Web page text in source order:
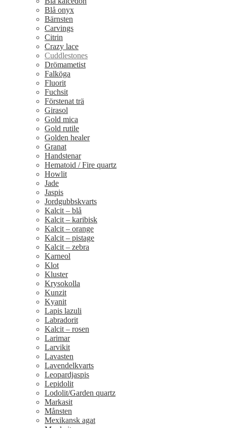
Blå onyx
Bärnsten
Carvings
Citrin
Crazy lace
Cuddlestones
Drömametist
Falköga
Fluorit
Fuchsit
Förstenat trä
Girasol
Gold mica
Gold rutile
Golden healer
Granat
Handstenar
Hematoid / Fire quartz
Howlit
Jade
Jaspis
Jordgubbskvarts
Kalcit – blå
Kalcit – karibisk
Kalcit – orange
Kalcit – pistage
Kalcit – zebra
Karneol
Klot
Kluster
Krysokolla
Kunzit
Kyanit
Lapis lazuli
Labradorit
Kalcit – rosen
Larimar
Larvikit
Lavasten
Lavendelkvarts
Leopardjaspis
Lepidolit
Lodolit/Garden quartz
Markasit
Månsten
Mexikansk agat